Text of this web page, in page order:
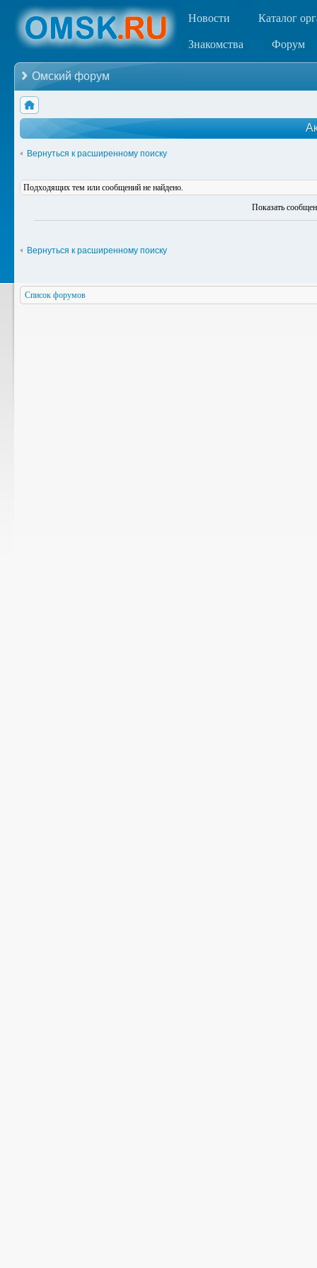
Новости Каталог
Знакомства Форум
Омский форум
Вернуться к расширенному поиску
Подходящих тем или сообщений не найдено.
Показать
Вернуться к расширенному поиску
Список форумов